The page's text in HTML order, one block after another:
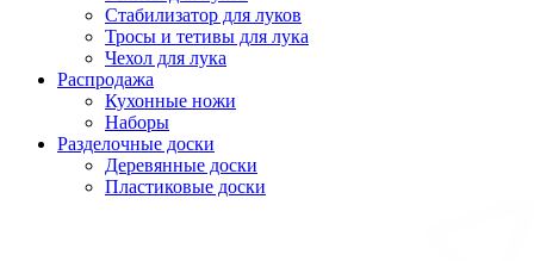
Стабилизатор для луков
Тросы и тетивы для лука
Чехол для лука
Распродажа
Кухонные ножи
Наборы
Разделочные доски
Деревянные доски
Пластиковые доски